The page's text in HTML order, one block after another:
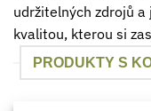
udržitelných zdrojů
kvalitou, kterou si
PRODUKTY S